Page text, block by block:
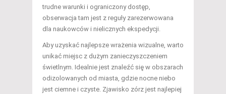
trudne warunki i ograniczony dostęp,
obserwacja tam jest z reguły zarezerwowana
dla naukowców i nielicznych ekspedycji.
Aby uzyskać najlepsze wrażenia wizualne, warto
unikać miejsc z dużym zanieczyszczeniem
świetlnym. Idealnie jest znaleźć się w obszarach
odizolowanych od miasta, gdzie nocne niebo
jest ciemne i czyste. Zjawisko zórz jest najlepiej